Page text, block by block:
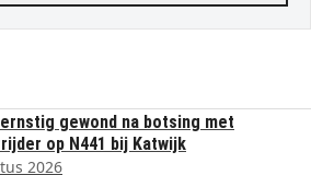
gewond na botsing met
op N441 bij Katwijk
2026